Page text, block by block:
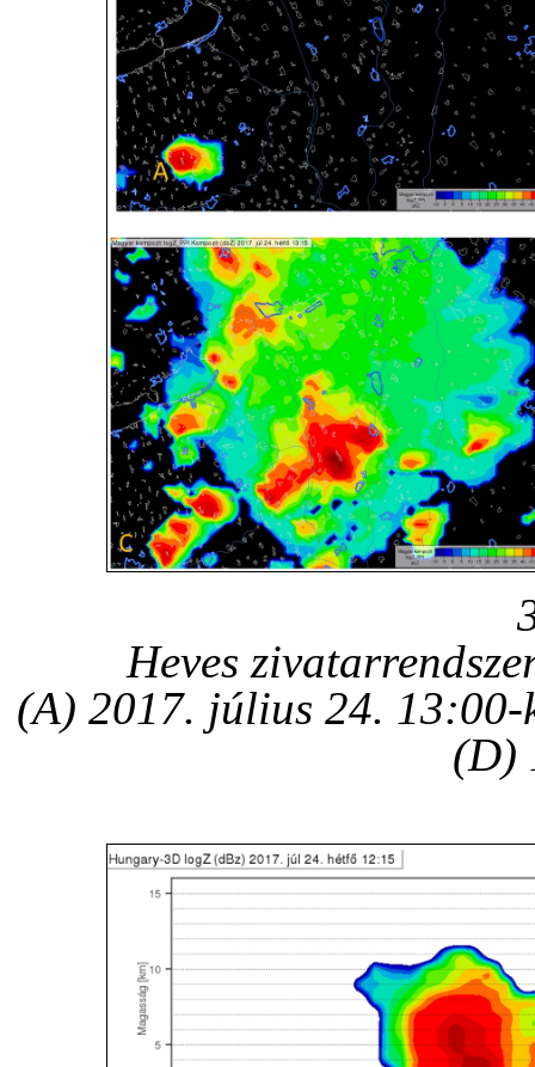
Heves
(A) 2017. július 24.
(D)